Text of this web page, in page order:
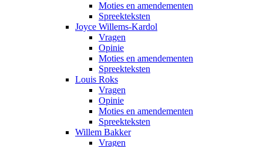
Moties en amendementen
Spreekteksten
Joyce Willems-Kardol
Vragen
Opinie
Moties en amendementen
Spreekteksten
Louis Roks
Vragen
Opinie
Moties en amendementen
Spreekteksten
Willem Bakker
Vragen